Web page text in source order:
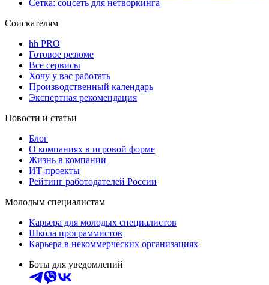
Сетка: соцсеть для нетворкинга
Соискателям
hh PRO
Готовое резюме
Все сервисы
Хочу у вас работать
Производственный календарь
Экспертная рекомендация
Новости и статьи
Блог
О компаниях в игровой форме
Жизнь в компании
ИТ-проекты
Рейтинг работодателей России
Молодым специалистам
Карьера для молодых специалистов
Школа программистов
Карьера в некоммерческих организациях
Боты для уведомлений